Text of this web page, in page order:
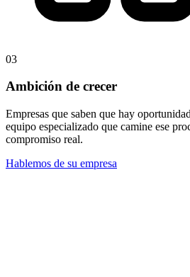
03
Ambición de crecer
Empresas que saben que hay
equipo especializado que camine ese
compromiso real.
Hablemos de su empresa